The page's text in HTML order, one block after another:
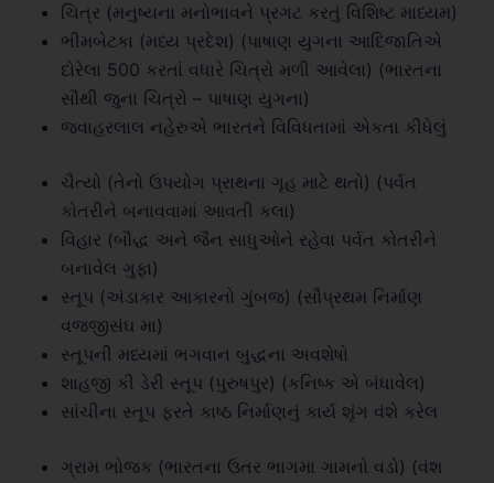
ચિત્ર (મનુષ્યના મનોભાવને પ્રગટ કરતું વિશિષ્ટ માધ્યમ)
ભીમબેટકા (મધ્ય પ્રદેશ) (પાષાણ યુગના આદિજાતિએ
દોરેલા 500 કરતાં વધારે ચિત્રો મળી આવેલા) (ભારતના
સૌથી જુના ચિત્રો – પાષાણ યુગના)
જવાહરલાલ નહેરુએ ભારતને વિવિધતામાં એકતા કીધેલું
ચૈત્યો (તેનો ઉપયોગ પ્રાથના ગૃહ માટે થતો) (પર્વત
કોતરીને બનાવવામાં આવતી કલા)
વિહાર (બૌદ્ધ અને જૈન સાધુઓને રહેવા પર્વત કોતરીને
બનાવેલ ગુફા)
સ્તૂપ (અંડાકાર આકારનો ગુંબજ) (સૌપ્રથમ નિર્માણ
વજ્જીસંઘ મા)
સ્તૂપની મધ્યમાં ભગવાન બુદ્ધના અવશેષો
શાહજી કી ડેરી સ્તૂપ (પુરુષપુર) (કનિષ્ક એ બંધાવેલ)
સાંચીના સ્તૂપ ફરતે કાષ્ઠ નિર્માણનું કાર્ય શૃંગ વંશે કરેલ
ગ્રામ ભોજક (ભારતના ઉતર ભાગમા ગામનો વડો) (વંશ